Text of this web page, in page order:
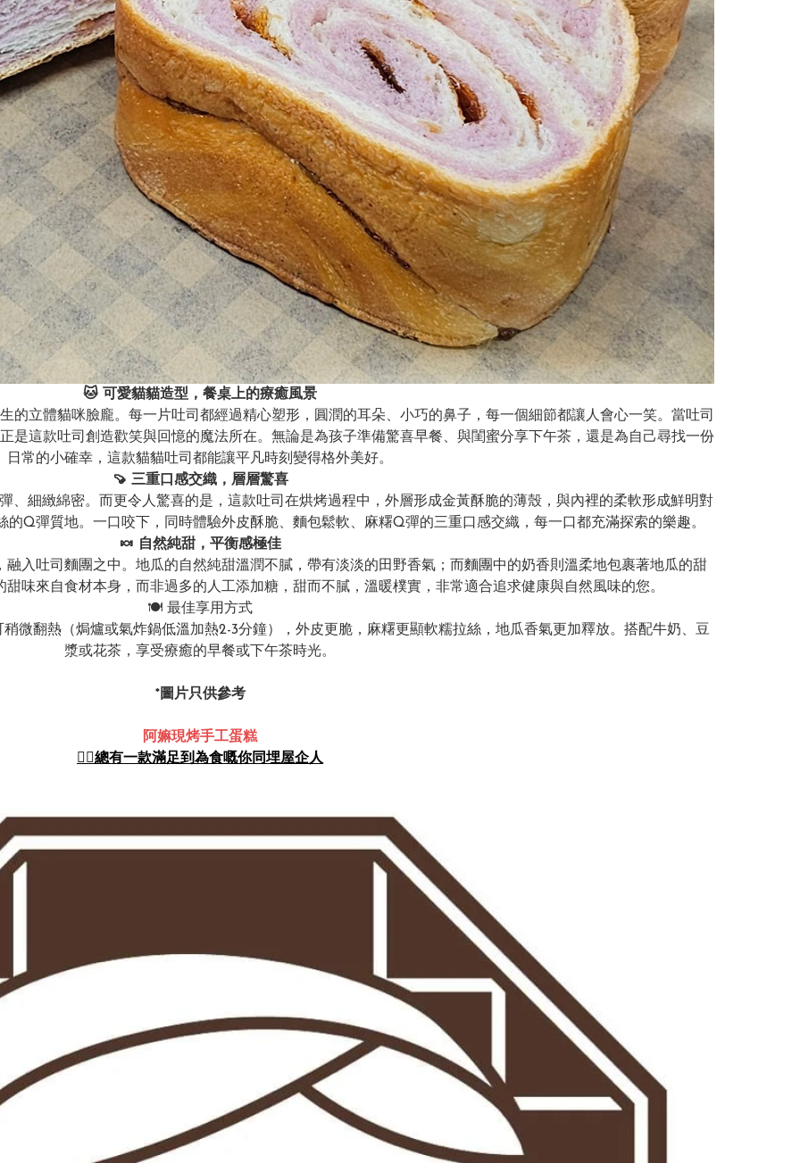
🐱 可愛貓貓造型，餐桌上的療癒風景
的立體貓咪臉龐。每一片吐司都經過精心塑形，圓潤的耳朵、小巧的鼻子，每一個細節都讓人會心一笑。當吐司
是這款吐司創造歡笑與回憶的魔法所在。無論是為孩子準備驚喜早餐、與閨蜜分享下午茶，還是為自己尋找一份
日常的小確幸，這款貓貓吐司都能讓平凡時刻變得格外美好。
🍠 三重口感交織，層層驚喜
、細緻綿密。而更令人驚喜的是，這款吐司在烘烤過程中，外層形成金黃酥脆的薄殼，與內裡的柔軟形成鮮明對
Q彈質地。一口咬下，同時體驗外皮酥脆、麵包鬆軟、麻糬Q彈的三重口感交織，每一口都充滿探索的樂趣。
🍬 自然純甜，平衡感極佳
入吐司麵團之中。地瓜的自然純甜溫潤不膩，帶有淡淡的田野香氣；而麵團中的奶香則溫柔地包裹著地瓜的甜
味來自食材本身，而非過多的人工添加糖，甜而不膩，溫暖樸實，非常適合追求健康與自然風味的您。
🍽️ 最佳享用方式
微翻熱（焗爐或氣炸鍋低溫加熱2-3分鐘），外皮更脆，麻糬更顯軟糯拉絲，地瓜香氣更加釋放。搭配牛奶、豆
漿或花茶，享受療癒的早餐或下午茶時光。
*圖片只供參考
阿嫲現烤手工蛋糕
👍🏻總有一款滿足到為食嘅你同埋屋企人